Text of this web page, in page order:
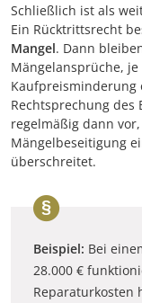
Schließlich ist als
Ein Rücktrittsrecht
Mangel. Dann
Mängelansprüche,
Kaufpreisminderung
Rechtsprechung des
regelmäßig dann
Mängelbeseitigung
überschreitet.
Beispiel: Bei
28.000 €
Reparaturkosten